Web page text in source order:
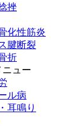
挫
化性筋炎
腱断裂
折
ニュー
ル病
耳鳴り